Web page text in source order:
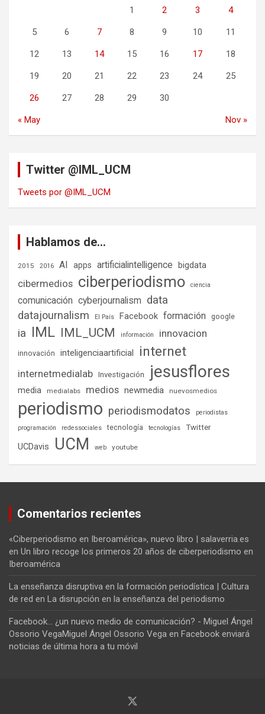
1 2 3 4
5 6 7 8 9 10 11
12 13 14 15 16 17 18
19 20 21 22 23 24 25
26 27 28 29 30
« May Nov »
Twitter @IML_UCM
Tweets por @IML_UCM
Hablamos de…
2015 2016 AI apps artificialintelligence bigdata
cibermedios ciberperiodismo ciencia
comunicación cyberjournalism data
datajournalism El País Facebook formación google
ia IML IML_UCM información innovacion
innovación inteligenciaartificial internet
internetmedialab Investigación jesusflores
media medialabs medios newmedia nuevosmedios
periodismo periodismodatos
periodistas
programación
redessociales tecnología tecnologías Twitter
UCDavis UCM web youtube
Comentarios recientes
«Ciberperiodismo en Iberoamérica», nuevo libro | salaverria.es
en Un libro recoge los primeros 20 años de ciberperiodismo en
Iberoamérica
La enseñanza disruptiva en la formación periodística | Cultura
de red en La disrupción en la enseñanza del periodismo
Facebook... ¿un nuevo medio de comunicación? - Miguel Ángel
Ossorio VegaMiguel Ángel Ossorio Vega en Facebook enviará
noticias de última hora a tu móvil